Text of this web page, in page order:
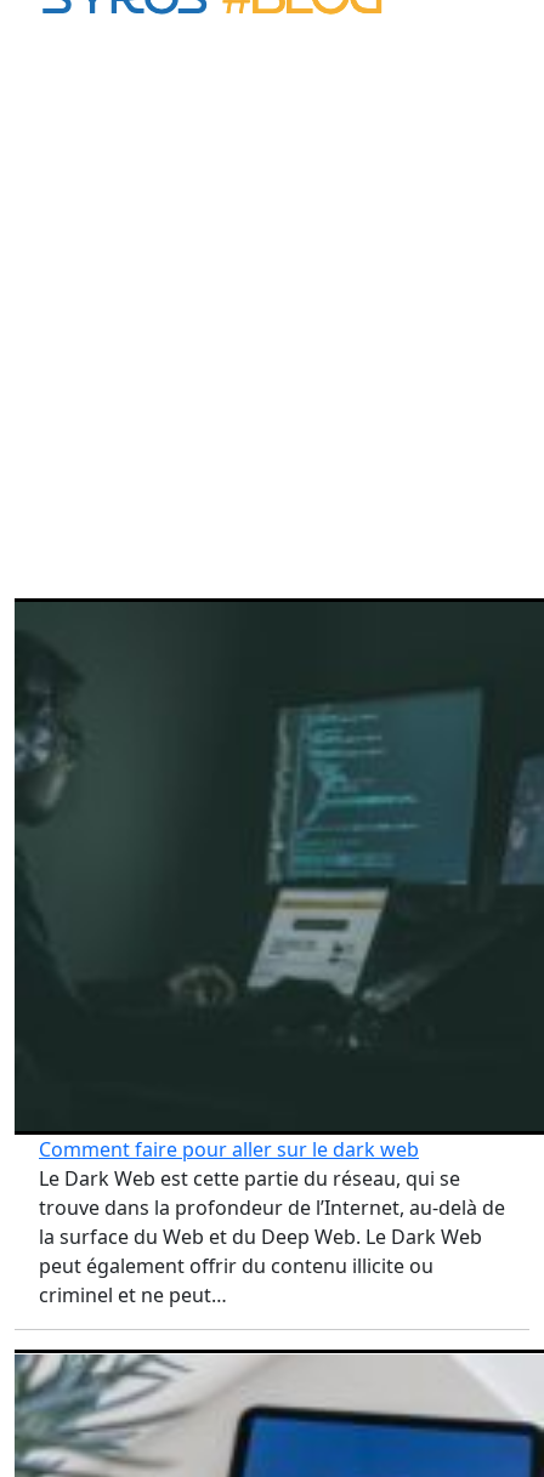
Comment faire pour aller sur le dark web
Le Dark Web est cette partie du réseau, qui se
trouve dans la profondeur de l’Internet, au-delà de
la surface du Web et du Deep Web. Le Dark Web
peut également offrir du contenu illicite ou
criminel et ne peut…